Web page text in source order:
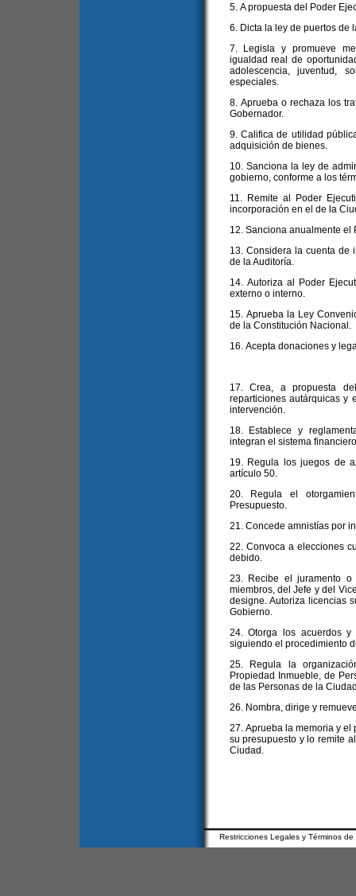
5. A propuesta del Poder
6. Dicta la ley de puertos de
7. Legisla y promueve
igualdad real de
adolescencia, juventud,
especiales.
8. Aprueba o rechaza los
Gobernador.
9. Califica de utilidad
adquisición de bienes.
10. Sanciona la ley de
gobierno, conforme a los
11. Remite al Poder
incorporación en el de la
12. Sanciona anualmente el
13. Considera la cuenta de
de la Auditoría.
14. Autoriza al Poder
externo o interno.
15. Aprueba la Ley
de la Constitución Nacional.
16. Acepta donaciones y
17. Crea, a propuesta
reparticiones autárquicas y
intervención.
18. Establece y
integran el sistema
19. Regula los juegos de
artículo 50.
20. Regula el
Presupuesto.
21. Concede amnistías por
22. Convoca a elecciones
debido.
23. Recibe el juramento
miembros, del Jefe y del
designe. Autoriza licencias
Gobierno.
24. Otorga los acuerdos y
siguiendo el procedimiento
25. Regula la
Propiedad Inmueble, de
de las Personas de la
26. Nombra, dirige y
27. Aprueba la memoria y
su presupuesto y lo remite
Ciudad.
Restricciones Legales y Términos de